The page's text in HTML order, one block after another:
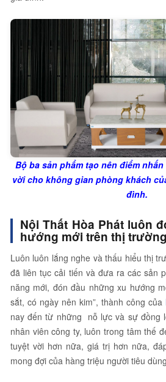
Bộ ba sản phẩm tạo nên điểm
vời cho không gian phòng khách
đình.
Nội Thất Hòa Phát luôn
hướng mới trên thị
Luôn luôn lắng nghe và thấu hiểu thị
đã liên tục cải tiến và đưa ra các sản
năng mới, đón đầu những xu hướng
sắt, có ngày nên kim”, thành công của
nay đến từ những nỗ lực và sự đồng
nhân viên công ty, luôn trong tâm thế
tuyệt vời hơn nữa, giá trị hơn nữa,
mong đợi của hàng triệu người tiêu